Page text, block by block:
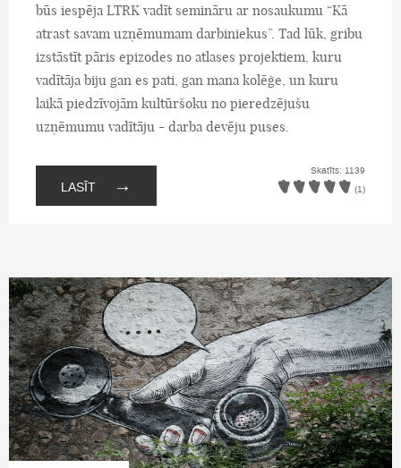
būs iespēja LTRK vadīt semināru ar nosaukumu “Kā
atrast savam uzņēmumam darbiniekus”. Tad lūk, gribu
izstāstīt pāris epizodes no atlases projektiem, kuru
vadītāja biju gan es pati, gan mana kolēģe, un kuru
laikā piedzīvojām kultūršoku no pieredzējušu
uzņēmumu vadītāju - darba devēju puses.
LASĪT →
Skatīts: 1139
(1)